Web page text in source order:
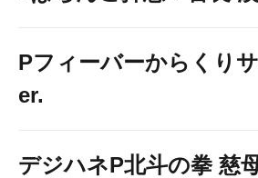
Pフィーバーからくり
er.
デジハネP北斗の拳 慈